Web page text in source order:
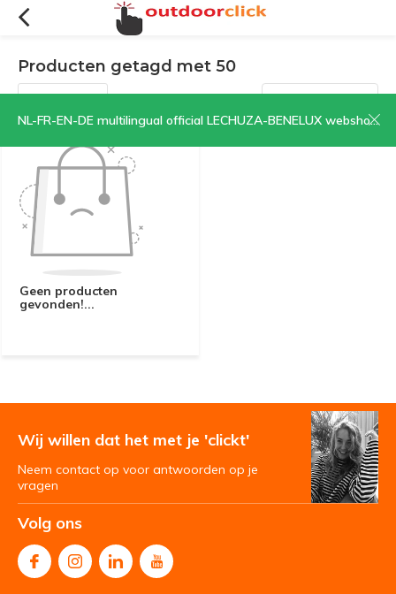
NL-FR-EN-DE multilingual official LECHUZA-BENELUX webshop | CLICK HERE NOW!
Producten getagd met 50
Filters Sorteren op:
Geen producten
gevonden!...
Wij willen dat het met je 'clickt'
Neem contact op voor antwoorden op je
vragen
Volg ons